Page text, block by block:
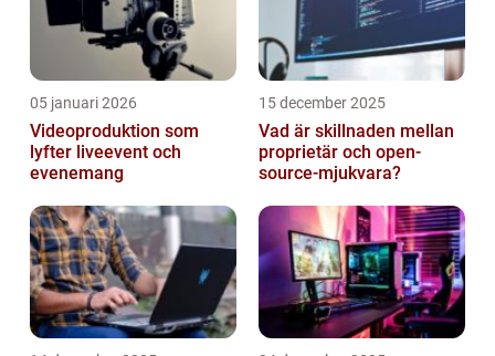
05 januari 2026
Videoproduktion som
lyfter liveevent och
evenemang
15 december 2025
Vad är skillnaden mellan
proprietär och open-
source-mjukvara?